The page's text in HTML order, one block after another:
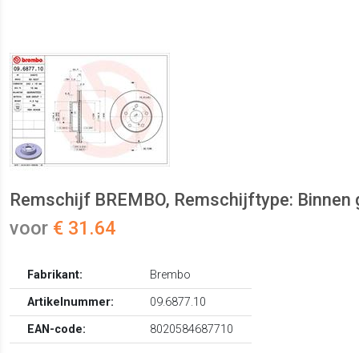
Remschijf BREMBO, Remschijftype:
voor € 31.64
Fabrikant:
Brembo
Artikelnummer:
09.6877.10
EAN-code:
8020584687710